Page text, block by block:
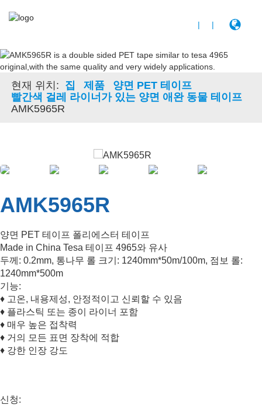
| |
현재 위치: 집 제품
양면 PET 테이프
빨간색 걸레 라이너가 있는 양면 애완 동물 테이프
AMK5965R
AMK5965R
양면 PET 테이프 폴리에스터 테이프
Made in China Tesa 테이프 4965와 유사
두께: 0.2mm, 통나무 롤 크기: 1240mm*50m/100m, 점보 롤:
1240mm*500m
기능:
♦ 고온, 내용제성, 안정적이고 신뢰할 수 있음
♦ 플라스틱 또는 종이 라이너 포함
♦ 매우 높은 접착력
♦ 거의 모든 표면 장착에 적합
♦ 강한 인장 강도
신청: